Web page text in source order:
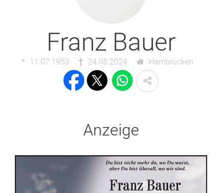
Franz Bauer
11.07.1953 24.08.2024 Hambrücken
Anzeige